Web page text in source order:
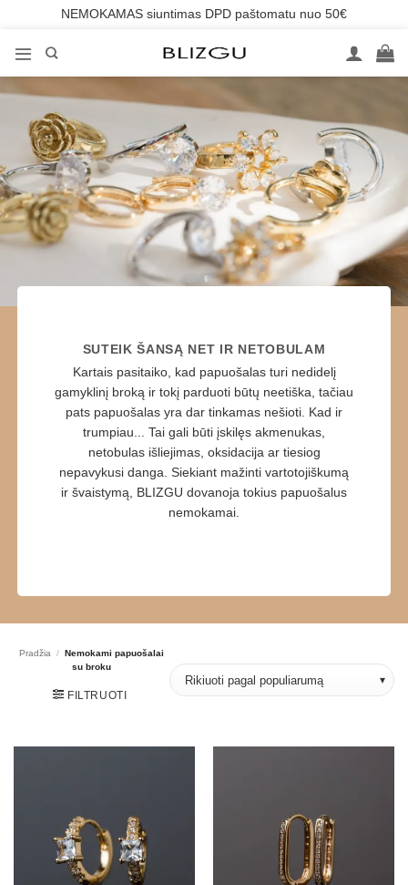
NEMOKAMAS siuntimas DPD paštomatu nuo 50€
content
SUTEIK ŠANSĄ NET IR NETOBULAM
Kartais pasitaiko, kad papuošalas turi nedidelį
gamyklinį broką ir tokį parduoti būtų neetiška, tačiau
pats papuošalas yra dar tinkamas nešioti. Kad ir
trumpiau... Tai gali būti įskilęs akmenukas,
netobulas išliejimas, oksidacija ar tiesiog
nepavykusi danga. Siekiant mažinti vartotojiškumą
ir švaistymą, BLIZGU dovanoja tokius papuošalus
nemokamai.
Pradžia / Nemokami papuošalai
su broku
FILTRUOTI